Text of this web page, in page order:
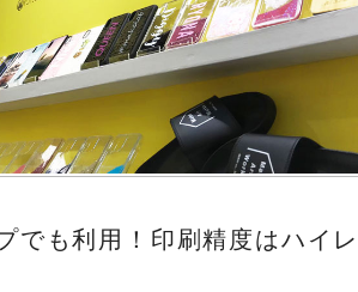
でも利用！印刷精度はハイ